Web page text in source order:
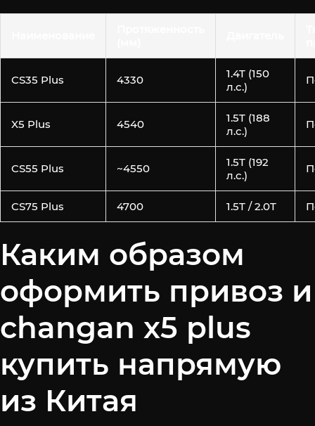
CS35 Plus 4330
1.4T (150
л.с.)
X5 Plus 4540
1.5T (188
л.с.)
CS55 Plus ~4550
1.5T (192
л.с.)
CS75 Plus 4700 1.5T / 2.0T
Каким образом
оформить привоз и
changan x5 plus
купить напрямую
из Китая